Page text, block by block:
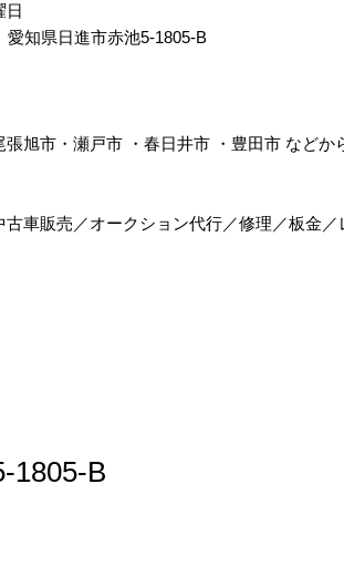
日
愛知県日進市赤池5-1805-B
張旭市・ 瀬戸市・ 春日井市・ 豊田市などか
古車販売／オークション代行／修理／板金
1805-B